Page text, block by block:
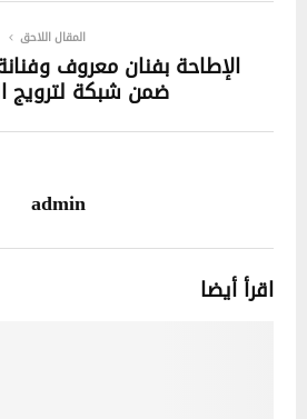
المقال اللاحق
الإطاحة بفنان معروف
ضمن شبكة لترويج
admin
اقرأ أيضا